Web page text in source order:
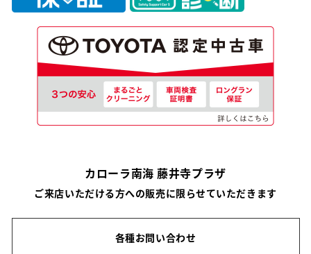
カローラ南海 藤井寺プラザ
ご来店いただける方への販売に限らせていただきます
各種お問い合わせ